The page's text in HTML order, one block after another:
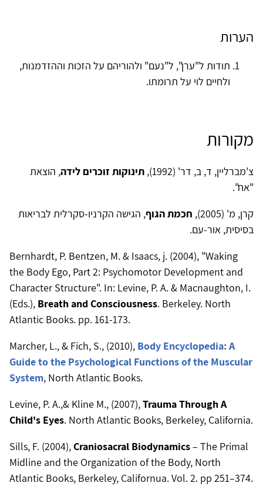
הערות
תודות ל"ערן", ל"נעם" ולהוריהם על הזכות וההזדמנות,
ולחיים לוי על תרומתו.
מקורות
צ'מברליין, ד, ב, דר' (1992), תינוקות זוכרים לידה, הוצאת
"אח".
קרן, מ' (2005),
חכמת הגוף, הגישה הקרניו-סקרלית לבריאות
בסיסית, אור-עם.
Bernhardt, P. Bentzen, M. & Isaacs, j. (2004), "Waking
the Body Ego, Part 2: Psychomotor Development and
Character Structure". In: Levine, P. A. & Macnaughton, I.
(Eds.), Breath and Consciousness. Berkeley. North
Atlantic Books. pp. 161-173.
Marcher, L., & Fich, S., (2010), Body Encyclopedia: A
Guide to the Psychological Functions of the Muscular
System, North Atlantic Books.
Levine, P. A.,& Kline M., (2007),Trauma Through A
Child's Eyes. North Atlantic Books, Berkeley, California.
Sills, F. (2004),Craniosacral Biodynamics– The Primal
Midline and the Organization of the Body, North
Atlantic Books, Berkeley, Californua. Vol. 2. pp 251–374.